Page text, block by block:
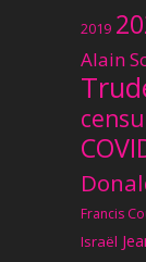
2019
Alain
Francis
Israël